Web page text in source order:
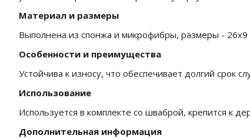
Материал и размеры
Выполнена из спонжа и микрофибры, размеры -
Особенности и преимущества
Устойчива к износу, что обеспечивает долгий срок
Использование
Используется в комплекте со шваброй, крепится к
Дополнительная информация